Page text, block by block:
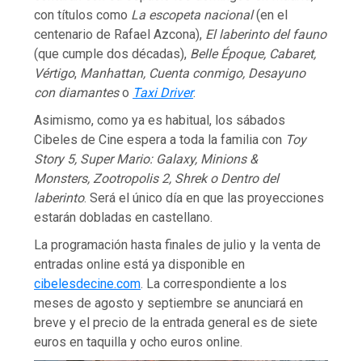
con títulos como La escopeta nacional(en el
centenario de Rafael Azcona), El laberinto del fauno
(que cumple dos décadas), Belle Époque, Cabaret,
Vértigo, Manhattan, Cuenta conmigo, Desayuno
con diamanteso Taxi Driver.
Asimismo, como ya es habitual, los sábados
Cibeles de Cine espera a toda la familia con Toy
Story 5, Super Mario: Galaxy, Minions &
Monsters, Zootropolis 2, Shrek o Dentro del
laberinto. Será el único día en que las proyecciones
estarán dobladas en castellano.
La programación hasta finales de julio y la venta de
entradas online está ya disponible en
cibelesdecine.com. La correspondiente a los
meses de agosto y septiembre se anunciará en
breve y el precio de la entrada general es de siete
euros en taquilla y ocho euros online.